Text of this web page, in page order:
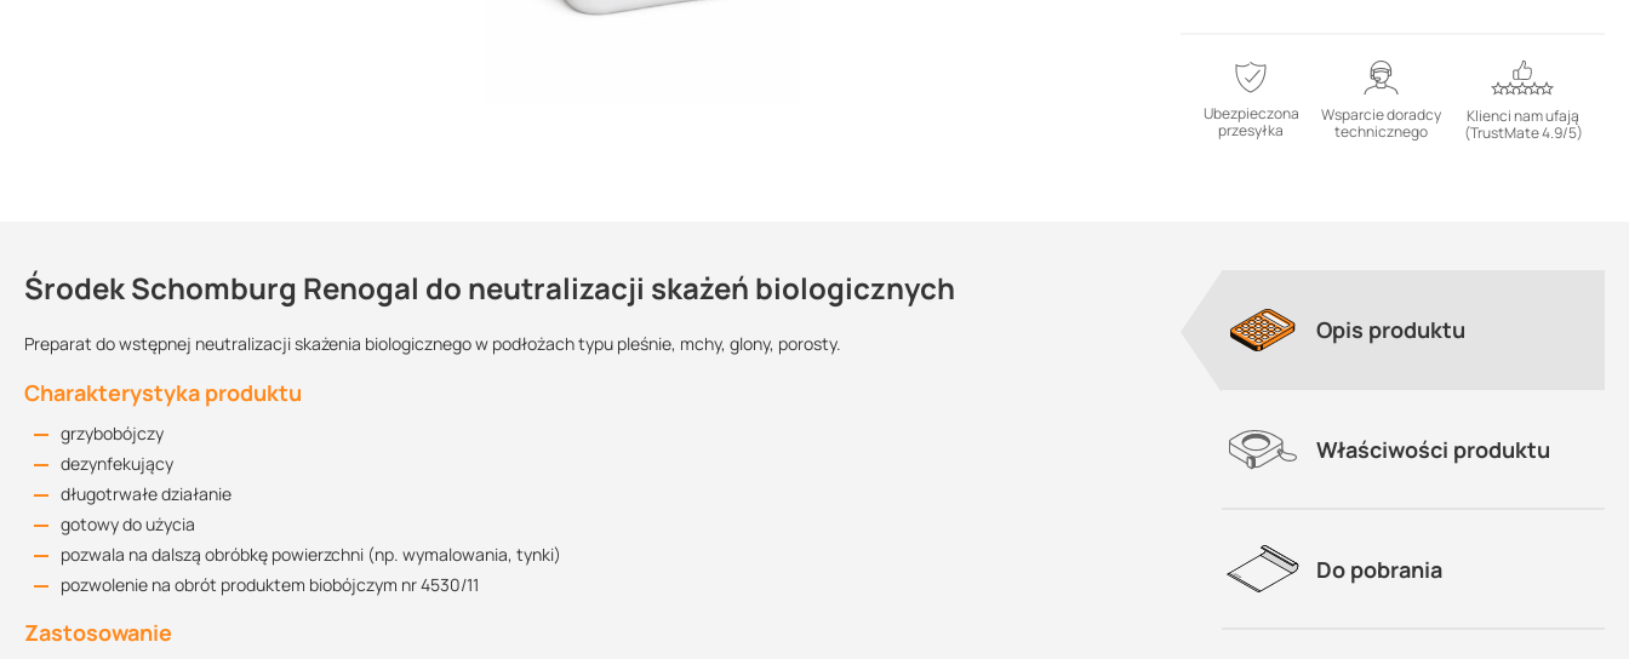
Ubezpieczona
przesyłka
Wsparcie doradcy
technicznego
Klienci nam ufają
(TrustMate 4.9/5)
Środek Schomburg Renogal do neutralizacji skażeń biologicznych
Preparat do wstępnej neutralizacji skażenia biologicznego w podłożach typu pleśnie, mchy, glony, porosty.
Charakterystyka produktu
grzybobójczy
dezynfekujący
długotrwałe działanie
gotowy do użycia
pozwala na dalszą obróbkę powierzchni (np. wymalowania, tynki)
pozwolenie na obrót produktem biobójczym nr 4530/11
Zastosowanie
Przechowywanie:
w temperaturach
dodatnich
Kolor:
Zużycie
ok. 150-500 ml/m2 zależnie od podłoża
Uwagi dotyczące montażu
Karta Techniczna
270.32 KB
Karta Charakterystyki
157.51 KB
Kontakt
Opis produktu
Właściwości produktu
Do pobrania